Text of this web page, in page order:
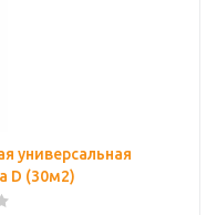
универсальная
D (30м2)